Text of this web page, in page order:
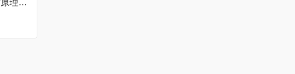
指针式绝缘电阻测试仪的工作原理与应用